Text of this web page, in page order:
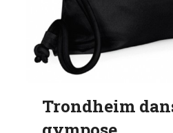
Trondheim